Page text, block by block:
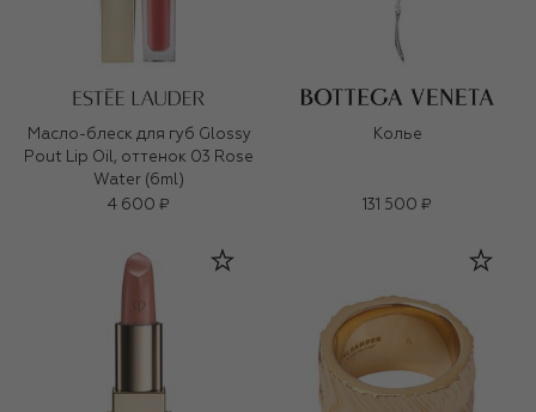
Масло-блеск для губ Glossy
Pout Lip Oil, оттенок 03 Rose
Water (6ml)
4 600 ₽
Колье
131 500 ₽